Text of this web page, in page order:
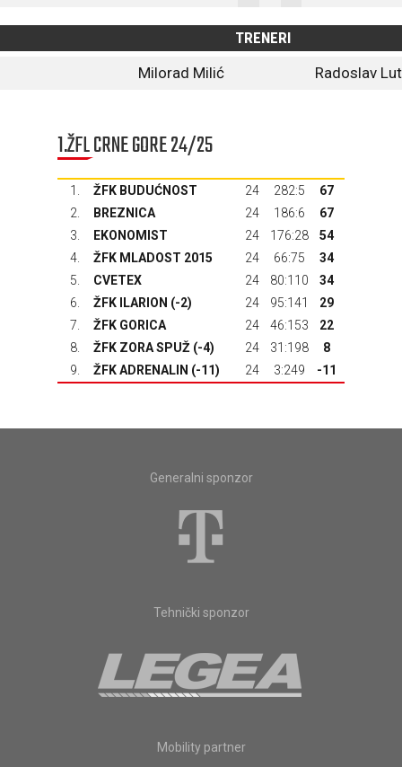
TRENERI
Milorad Milić
Radoslav
1.ŽFL CRNE GORE 24/25
1. ŽFK BUDUĆNOST 24 282:5
67
2.
BREZNICA 24 186:6
67
3.
EKONOMIST 24 176:28
54
4.
ŽFK MLADOST 2015 24 66:75
34
5.
CVETEX 24 80:110
34
6.
ŽFK ILARION (-2) 24 95:141
29
7.
ŽFK GORICA 24 46:153
22
8.
ŽFK ZORA SPUŽ (-4) 24 31:198
8
9.
ŽFK ADRENALIN (-11) 24 3:249 -11
Generalni sponzor
Tehnički sponzor
Mobility partner